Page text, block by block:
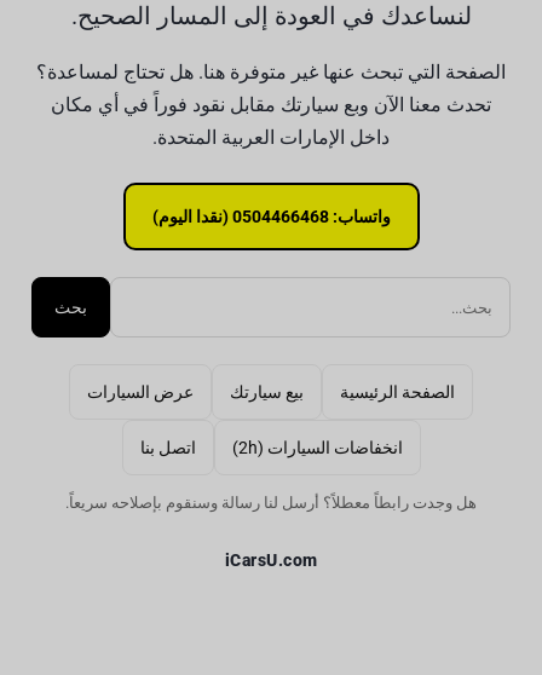
لنساعدك في العودة إلى المسار الصحيح.
الصفحة التي تبحث عنها غير متوفرة هنا. هل تحتاج لمساعدة؟
تحدث معنا الآن وبع سيارتك مقابل نقود فوراً في أي مكان
داخل الإمارات العربية المتحدة.
واتساب: 0504466468 (نقدا اليوم)
بحث
الصفحة الرئيسية بيع سيارتك عرض السيارات
انخفاضات السيارات (2h) اتصل بنا
هل وجدت رابطاً معطلاً؟ أرسل لنا رسالة وسنقوم بإصلاحه سريعاً.
iCarsU.com